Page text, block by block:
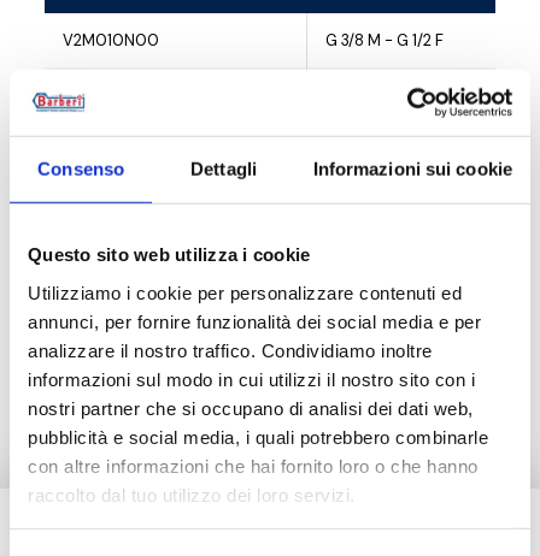
Consenso Dettagli Informazioni sui cookie
Questo sito web utilizza i cookie
Utilizziamo i cookie per personalizzare contenuti ed
annunci, per fornire funzionalità dei social media e per
analizzare il nostro traffico. Condividiamo inoltre
informazioni sul modo in cui utilizzi il nostro sito con i
nostri partner che si occupano di analisi dei dati web,
pubblicità e social media, i quali potrebbero combinarle
con altre informazioni che hai fornito loro o che hanno
raccolto dal tuo utilizzo dei loro servizi.
V2M010N00 G 3/8 M - G 1/2 F
V2M010N01 G 3/8 M - G 3/4 F
Description
Documentation
Besoin d’aide ?